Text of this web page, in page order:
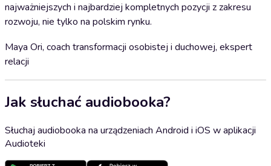
najważniejszych i najbardziej kompletnych pozycji z zakresu
rozwoju, nie tylko na polskim rynku.
Maya Ori, coach transformacji osobistej i duchowej, ekspert
relacji
Jak słuchać audiobooka?
Słuchaj audiobooka na urządzeniach Android i iOS w aplikacji
Audioteki